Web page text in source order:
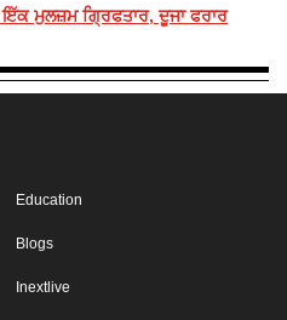
ਮੁਲਜ਼ਮ ਗ੍ਰਿਫਤਾਰ, ਦੂਜਾ ਫਰਾਰ
Education
Blogs
Inextlive